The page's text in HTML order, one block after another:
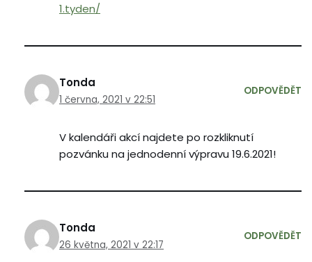
1.tyden/
Tonda
1 června, 2021 v 22:51
ODPOVĚDĚT
V kalendáři akcí najdete po rozkliknutí
pozvánku na jednodenní výpravu 19.6.2021!
Tonda
26 května, 2021 v 22:17
ODPOVĚDĚT